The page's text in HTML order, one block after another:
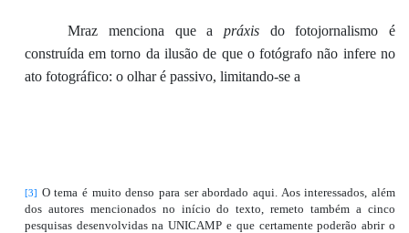
Mraz menciona quea práxis do fotojornalismo é
construída em torno da ilusão de que o fotógrafonão infereno
ato fotográfico: oolhar é passivo, limitando-se a
[3]
O tema é muito denso para ser abordado aqui. Aos interessados, além
dos autores mencionados no início do texto, remeto também a cinco
pesquisas desenvolvidas na UNICAMP e que certamente poderão abrir o